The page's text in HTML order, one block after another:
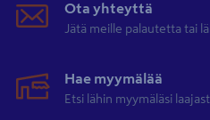
Ota yhteyttä
Jätä meille palautetta tai
Hae myymälää
Etsi lähin myymäläsi